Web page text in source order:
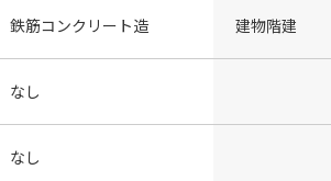
鉄筋コンクリート造 建物階建
なし
なし